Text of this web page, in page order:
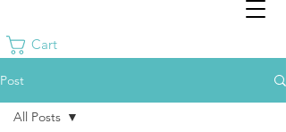
Cart
Post
All Posts